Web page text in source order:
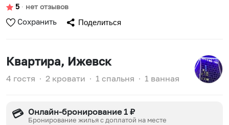
5 ∙ нет отзывов
Сохранить Поделиться
Квартира, Ижевск
4 гостя ∙ 2 кровати ∙ 1 спальня ∙ 1 ванная
💳 Онлайн-бронирование 1 ₽
Бронирование жилья с доплатой на месте